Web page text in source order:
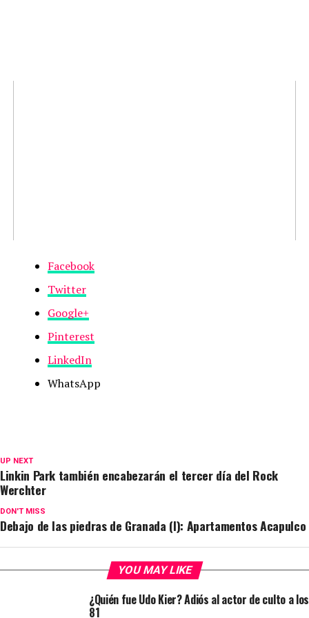
Facebook
Twitter
Google+
Pinterest
LinkedIn
WhatsApp
UP NEXT
Linkin Park también encabezarán el tercer día del Rock
Werchter
DON'T MISS
Debajo de las piedras de Granada (I): Apartamentos Acapulco
YOU MAY LIKE
¿Quién fue Udo Kier? Adiós al actor de culto a los
81